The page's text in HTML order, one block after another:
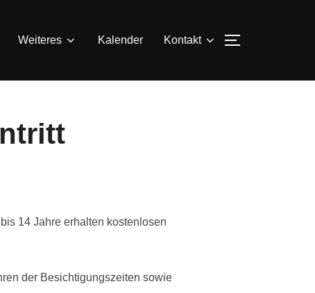
Weiteres Kalender Kontakt
14 Jahre erhalten kostenlosen
der Besichtigungszeiten sowie